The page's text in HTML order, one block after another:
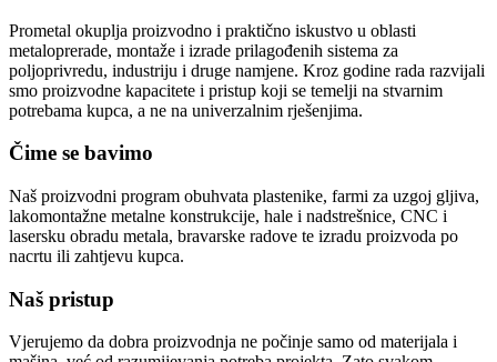
Prometal okuplja proizvodno i praktično iskustvo u oblasti
metaloprerade, montaže i izrade prilagođenih sistema za
poljoprivredu, industriju i druge namjene. Kroz godine rada razvijali
smo proizvodne kapacitete i pristup koji se temelji na stvarnim
potrebama kupca, a ne na univerzalnim rješenjima.
Čime se bavimo
Naš proizvodni program obuhvata plastenike, farmi za uzgoj gljiva,
lakomontažne metalne konstrukcije, hale i nadstrešnice, CNC i
lasersku obradu metala, bravarske radove te izradu proizvoda po
nacrtu ili zahtjevu kupca.
Naš pristup
Vjerujemo da dobra proizvodnja ne počinje samo od materijala i